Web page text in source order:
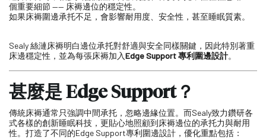
個重要細節 —— 床褥邊位的穩定性。
如果床褥圍邊承托不足，會影響耐用度、安全性，甚至睡眠質素。
Sealy 絲漣床褥明白邊位承托對舒適與安全同樣關鍵，因此特別著重
床邊穩定性，並為每張床褥加入Edge Support 專利圍邊設計。
甚麼是 Edge Support？
傳統床褥通常只強調中間承托，忽略邊緣位置。而Sealy致力鑽研各
式各樣的創新睡眠科技，更貼心地照顧到床褥邊位的承托力與耐用
性。打造了不同的Edge Support專利圍邊設計，優化重點包括：